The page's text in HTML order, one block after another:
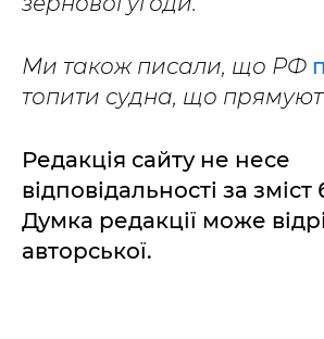
Ми також писали, що РФ
топити судна, що
Редакція сайту не несе
відповідальності за зміст
Думка редакції може
авторської.